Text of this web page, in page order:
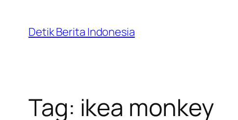
content
Detik Berita Indonesia
Tag: ikea monkey